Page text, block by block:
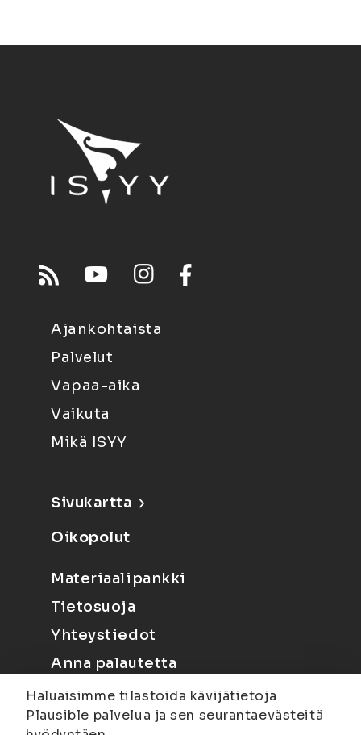
Ajankohtaista
Palvelut
Vapaa-aika
Vaikuta
Mikä ISYY
Sivukartta
Oikopolut
Materiaalipankki
Tietosuoja
Yhteystiedot
Anna palautetta
Haluaisimme tilastoida kävijätietoja
Plausible palvelua ja sen seurantaevästeitä